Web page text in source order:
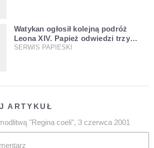
Watykan ogłosił kolejną podróż
Leona XIV. Papież odwiedzi trzy
kraje Ameryki Południowej
SERWIS PAPIESKI
ARTYKUŁ
"Regina coeli", 3 czerwca 2001